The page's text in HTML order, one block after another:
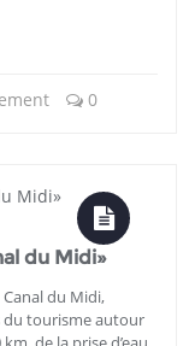
0
du Midi»
du Midi,
du tourisme autour